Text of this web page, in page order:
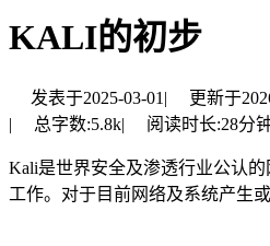
KALI的初步
发表于2025-03-01 | 更新于
|
总字数:5.8k| 阅读时长:28分
Kali是世界安全及渗透行业公认
工作。对于目前网络及系统产生